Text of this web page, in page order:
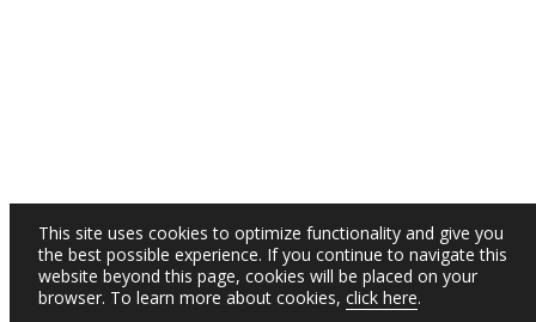
This site uses cookies to optimize functionality and give you
the best possible experience. If you continue to navigate this
website beyond this page, cookies will be placed on your
browser. To learn more about cookies, click here.